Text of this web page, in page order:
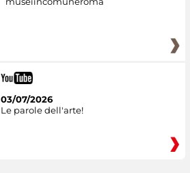
03/07/2026
Le parole dell'arte!